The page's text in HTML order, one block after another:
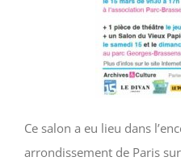
Ce salon a eu lieu dans
arrondissement de Paris